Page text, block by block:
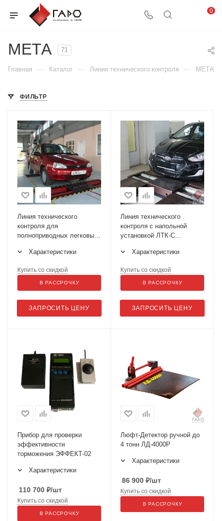
0
МЕТА 71
Главная — Каталог — Линии технического контроля — МЕТА
ФИЛЬТР
Линия технического
контроля для
полноприводных легковых
микроавтобусов ЛТК-С
Характеристики
ЗАПРОСИТЬ ЦЕНУ
Купить со скидкой
В РАССРОЧКУ
Линия технического
контроля с напольной
установкой ЛТК-С
Характеристики
ЗАПРОСИТЬ ЦЕНУ
Купить со скидкой
В РАССРОЧКУ
Прибор для проверки
эффективности
торможения ЭФФЕКТ-02
Характеристики
110 700 ₽/шт
Купить со скидкой
В РАССРОЧКУ
Люфт-Детектор ручной до
4 тонн ЛД-4000Р
Характеристики
86 900 ₽/шт
Купить со скидкой
В РАССРОЧКУ